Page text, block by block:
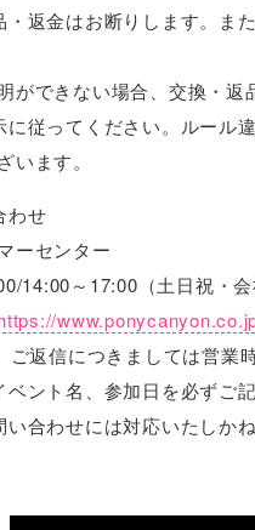
返金はお断りします。ま
ができない場合、交換・返
従ってください。ルール
います。
わせ
ーセンター
14:00～17:00（土日祝・会
返信につきましては営業
ント名、参加日を必ずご記
合わせには対応いたしか